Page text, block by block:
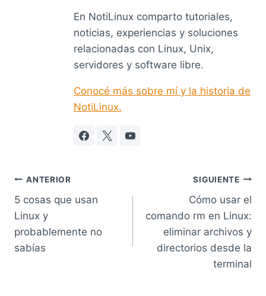
En NotiLinux comparto tutoriales,
noticias, experiencias y soluciones
relacionadas con Linux, Unix,
servidores y software libre.
Conocé más sobre mí y la historia de
NotiLinux.
Navegación
de
entradas
ANTERIOR
5 cosas que usan
Linux y
probablemente no
sabías
SIGUIENTE
Cómo usar el
comando rm en Linux:
eliminar archivos y
directorios desde la
terminal